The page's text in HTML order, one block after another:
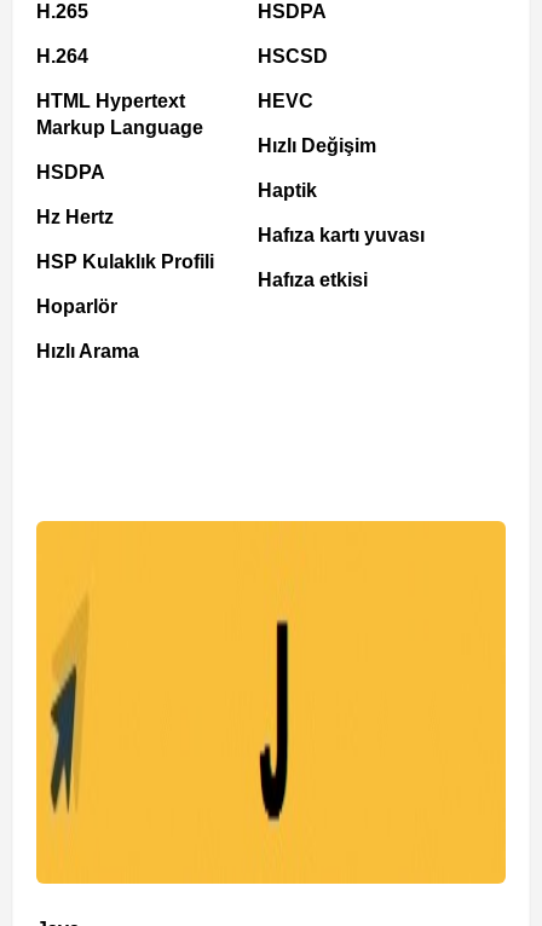
H.265
H.264
HTML Hypertext
Markup Language
HSDPA
Hz Hertz
HSP Kulaklık Profili
Hoparlör
Hızlı Arama
HSDPA
HSCSD
HEVC
Hızlı Değişim
Haptik
Hafıza kartı yuvası
Hafıza etkisi